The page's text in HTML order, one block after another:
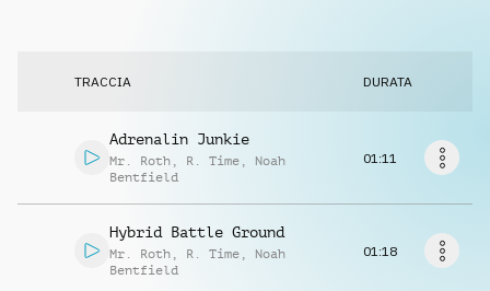
Richiedi musica
TRACCIA DURATA
Adrenalin Junkie
Mr. Roth , R. Time , Noah
Bentfield
01:11
Hybrid Battle Ground
Mr. Roth , R. Time , Noah
Bentfield
01:18